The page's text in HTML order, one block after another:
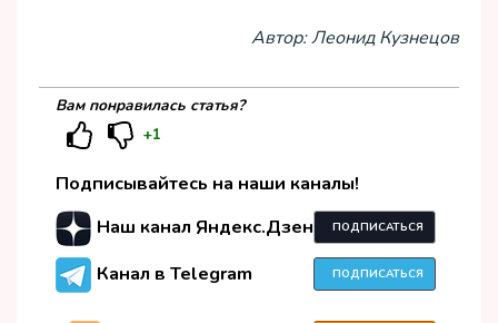
Автор: Леонид Кузнецов
Вам понравилась статья?
+1
Подписывайтесь на наши каналы!
Наш канал Яндекс.Дзен
ПОДПИСАТЬСЯ
Канал в Telegram ПОДПИСАТЬСЯ